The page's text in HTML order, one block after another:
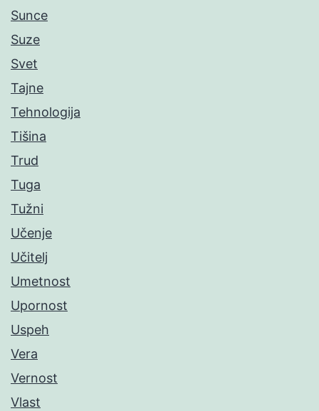
Sunce
Suze
Svet
Tajne
Tehnologija
Tišina
Trud
Tuga
Tužni
Učenje
Učitelj
Umetnost
Upornost
Uspeh
Vera
Vernost
Vlast